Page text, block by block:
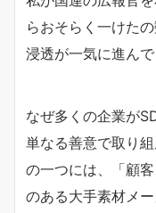
らおそらく一けた
浸透が一気に進んで
なぜ多くの企業が
単なる善意で取り
の一つには、「顧
のある大手素材メ